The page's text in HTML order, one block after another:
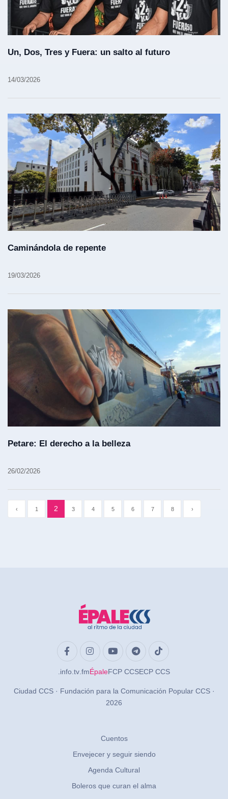
Un, Dos, Tres y Fuera: un salto al futuro
14/03/2026
Caminándola de repente
19/03/2026
Petare: El derecho a la belleza
26/02/2026
‹ 1 2 3 4 5 6 7 8 ›
.info .tv .fmÉpaleFCP CCSECP CCS
Ciudad CCS · Fundación para la Comunicación Popular CCS ·
2026
Cuentos
Envejecer y seguir siendo
Agenda Cultural
Boleros que curan el alma